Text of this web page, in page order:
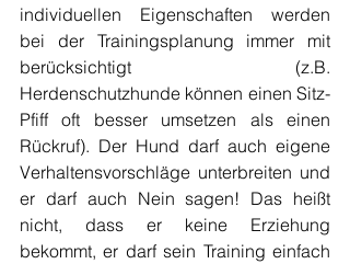
individuellen Eigenschaften werden
bei der Trainingsplanung immer mit
berücksichtigt (z.B.
Herdenschutzhunde können einen Sitz-
Pfiff oft besser umsetzen als einen
Rückruf). Der Hund darf auch eigene
Verhaltensvorschläge unterbreiten und
er darf auch Nein sagen! Das heißt
nicht, dass er keine Erziehung
bekommt, er darf sein Training einfach